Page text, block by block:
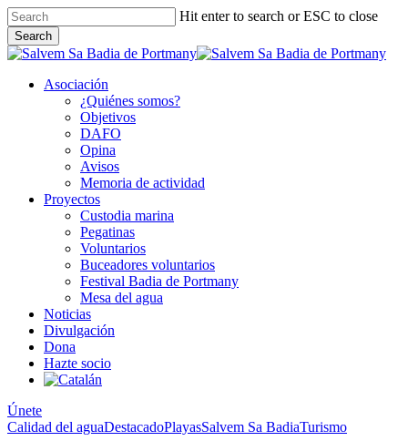
Skip
to
main
content
Hit enter to search or ESC to close
Search
Close
Asociación
¿Quiénes somos?
Objetivos
DAFO
Opina
Avisos
Memoria de actividad
Proyectos
Custodia marina
Pegatinas
Voluntarios
Buceadores voluntarios
Festival Badia de Portmany
Mesa del agua
Noticias
Divulgación
Dona
Hazte socio
Únete
Calidad del aguaDestacadoPlayasSalvem Sa BadiaTurismo